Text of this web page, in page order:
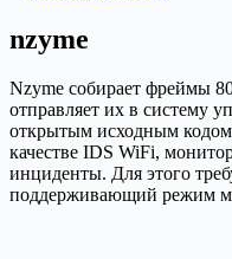
nzyme
Nzyme собирает фреймы
отправляет их в систему
открытым исходным
качестве IDS WiFi,
инциденты. Для этого
поддерживающий режим